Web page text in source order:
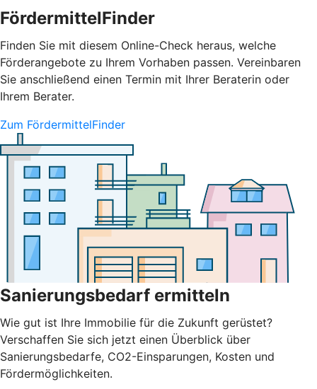
FördermittelFinder
Finden Sie mit diesem Online-Check heraus, welche
Förderangebote zu Ihrem Vorhaben passen. Vereinbaren
Sie anschließend einen Termin mit Ihrer Beraterin oder
Ihrem Berater.
Zum FördermittelFinder
Sanierungsbedarf ermitteln
Wie gut ist Ihre Immobilie für die Zukunft gerüstet?
Verschaffen Sie sich jetzt einen Überblick über
Sanierungsbedarfe, CO2-Einsparungen, Kosten und
Fördermöglichkeiten.